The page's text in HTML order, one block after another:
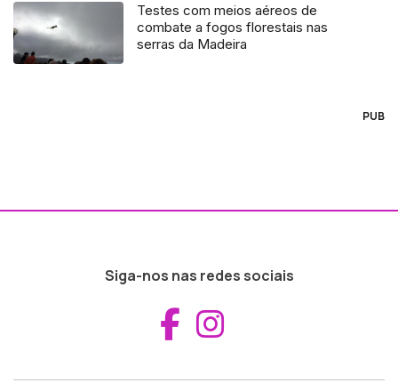
Testes com meios aéreos de
combate a fogos florestais nas
serras da Madeira
PUB
Siga-nos nas redes sociais
Aceder ao